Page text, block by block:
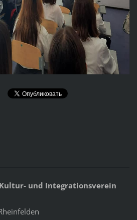
Kultur- und Integrationsverein